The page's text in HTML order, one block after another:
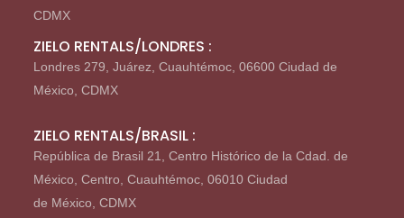
CDMX
ZIELO RENTALS/LONDRES :
Londres 279, Juárez, Cuauhtémoc, 06600 Ciudad de
México, CDMX
ZIELO RENTALS/BRASIL :
República de Brasil 21, Centro Histórico de la Cdad. de
México, Centro, Cuauhtémoc, 06010 Ciudad
de México, CDMX